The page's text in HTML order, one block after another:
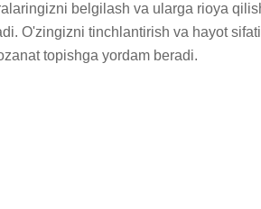
belgilash va ularga rioya
O'zingizni tinchlantirish va hayot
topishga yordam beradi.